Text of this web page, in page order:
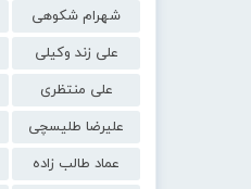
شهرام شکوهی
علی زند وکیلی
علی منتظری
علیرضا طلیسچی
عماد طالب زاده